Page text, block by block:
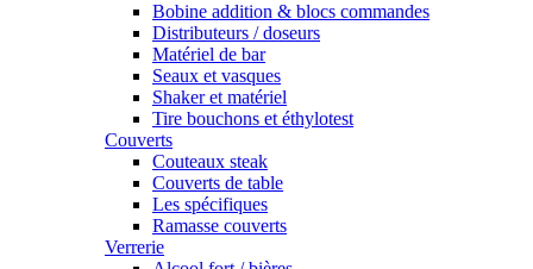
Bobine addition & blocs commandes
Distributeurs / doseurs
Matériel de bar
Seaux et vasques
Shaker et matériel
Tire bouchons et éthylotest
Couverts
Couteaux steak
Couverts de table
Les spécifiques
Ramasse couverts
Verrerie